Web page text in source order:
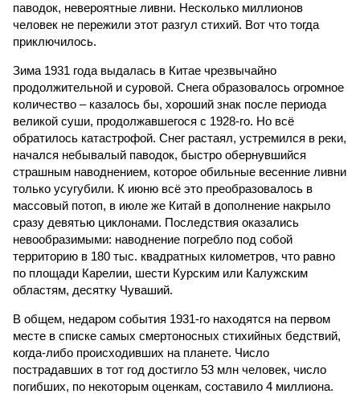
паводок, невероятные ливни. Несколько миллионов
человек не пережили этот разгул стихий. Вот что тогда
приключилось.
Зима 1931 года выдалась в Китае чрезвычайно
продолжительной и суровой. Снега образовалось огромное
количество – казалось бы, хороший знак после периода
великой суши, продолжавшегося с 1928-го. Но всё
обратилось катастрофой. Снег растаял, устремился в реки,
начался небывалый паводок, быстро обернувшийся
страшным наводнением, которое обильные весенние ливни
только усугубили. К июню всё это преобразовалось в
массовый потоп, в июле же Китай в дополнение накрыло
сразу девятью циклонами. Последствия оказались
невообразимыми: наводнение погребло под собой
территорию в 180 тыс. квадратных километров, что равно
по площади Карелии, шести Курским или Калужским
областям, десятку Чуваший.
В общем, недаром события 1931-го находятся на первом
месте в списке самых смертоносных стихийных бедствий,
когда-либо происходивших на планете. Число
пострадавших в тот год достигло 53 млн человек, число
погибших, по некоторым оценкам, составило 4 миллиона.